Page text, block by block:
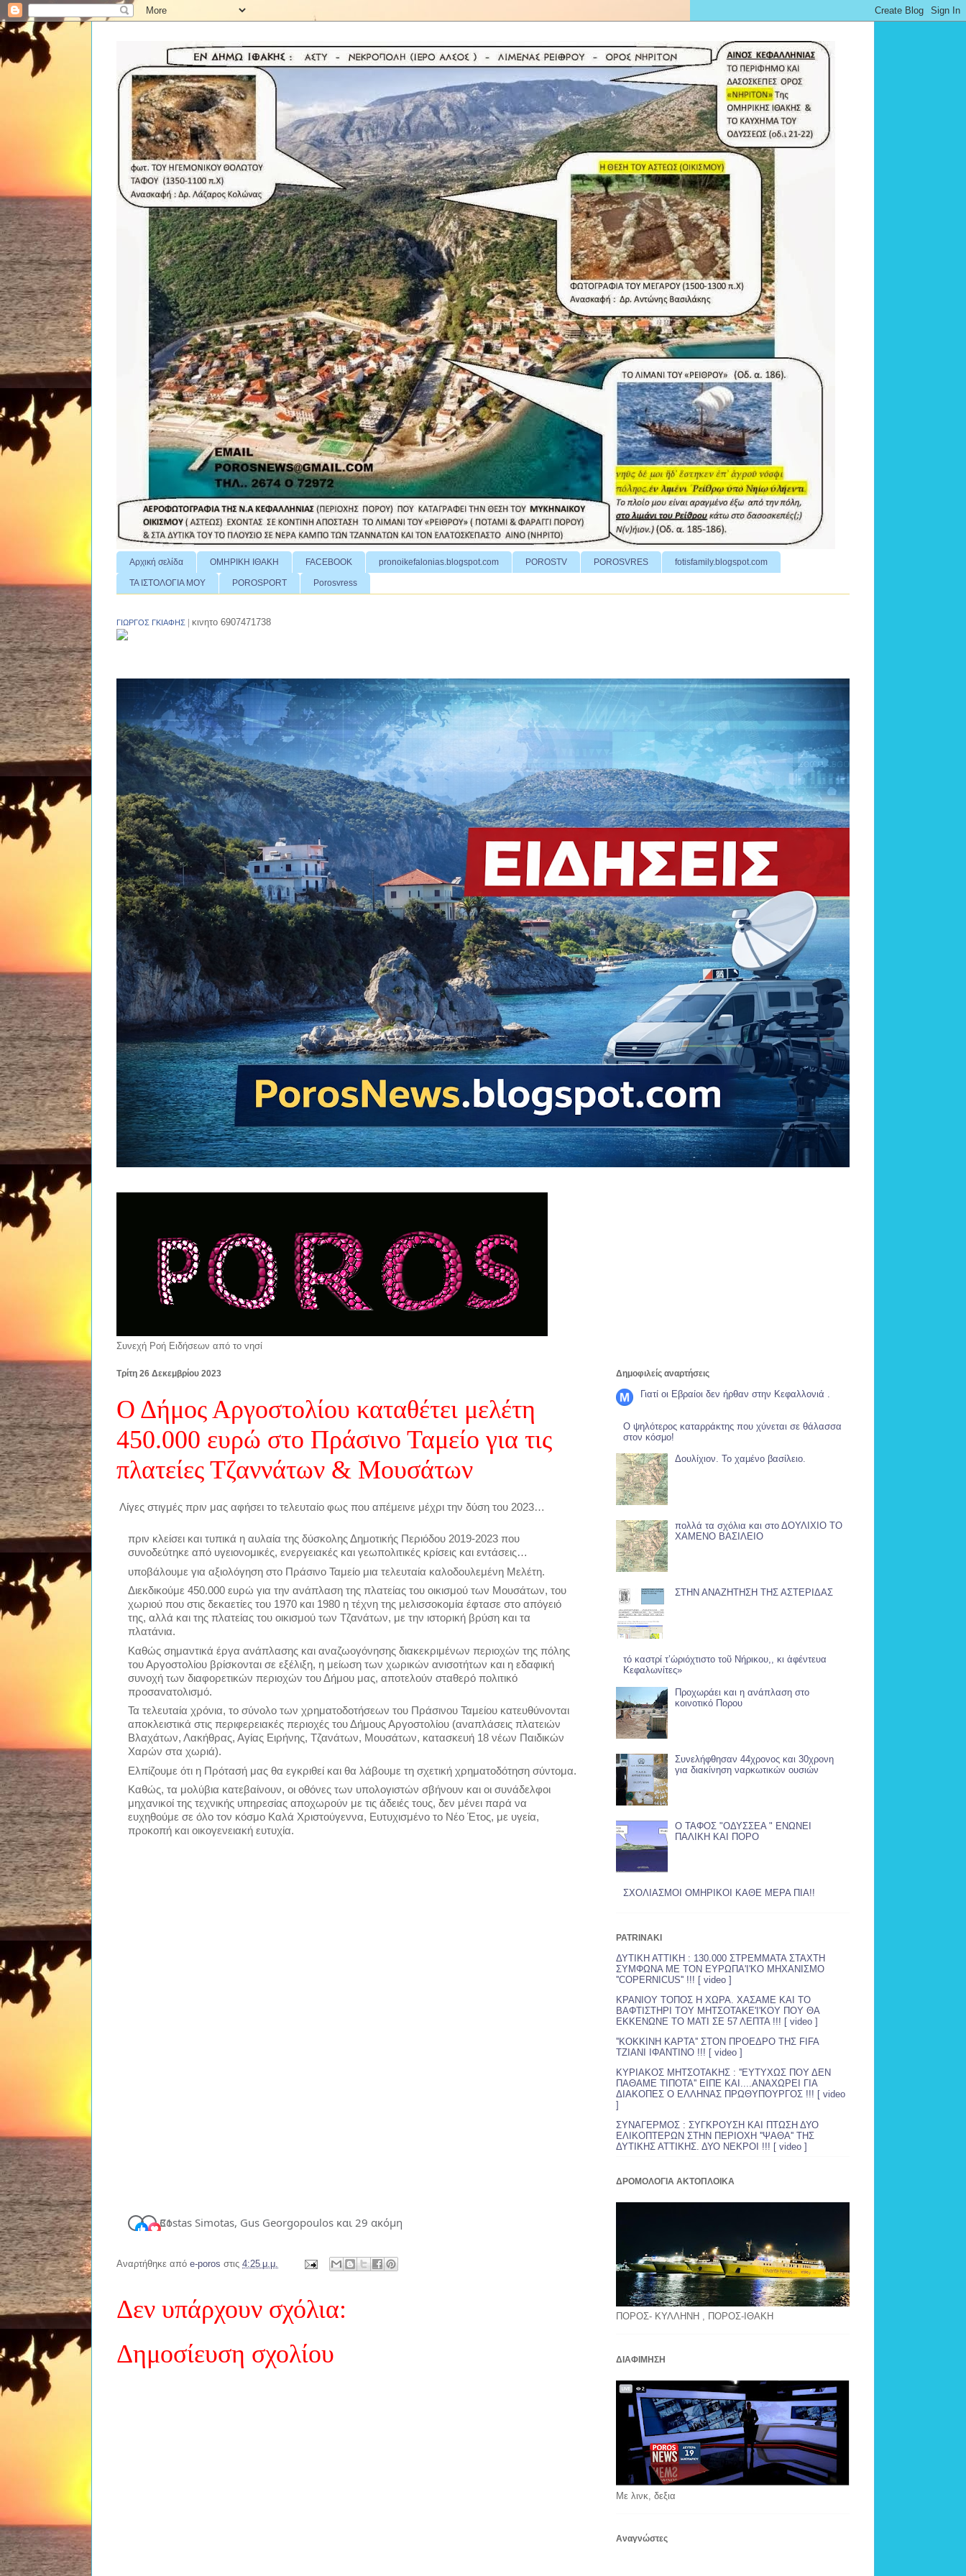
Αρχική σελίδα ΟΜΗΡΙΚΗ ΙΘΑΚΗ FACEBOOK pronoikefalonias.blogspot.com POROSTV POROSVRES fotisfamily.blogspot.com
ΤΑ ΙΣΤΟΛΟΓΙΑ ΜΟΥ POROSPORT Porosvress
ΓΙΩΡΓΟΣ ΓΚΙΑΦΗΣ | κινητο 6907471738
Συνεχή Ροή Ειδήσεων από το νησί
Τρίτη 26 Δεκεμβρίου 2023
Ο Δήμος Αργοστολίου καταθέτει μελέτη
450.000 ευρώ στο Πράσινο Ταμείο για τις
πλατείες Τζαννάτων & Μουσάτων
Λίγες στιγμές πριν μας αφήσει το τελευταίο φως που απέμεινε μέχρι την δύση του 2023…
πριν κλείσει και τυπικά η αυλαία της δύσκολης Δημοτικής Περιόδου 2019-2023 που
συνοδεύτηκε από υγειονομικές, ενεργειακές και γεωπολιτικές κρίσεις και εντάσεις…
υποβάλουμε για αξιολόγηση στο Πράσινο Ταμείο μια τελευταία καλοδουλεμένη Μελέτη.
Διεκδικούμε 450.000 ευρώ για την ανάπλαση της πλατείας του οικισμού των Μουσάτων, του
χωριού που στις δεκαετίες του 1970 και 1980 η τέχνη της μελισσοκομία έφτασε στο απόγειό
της, αλλά και της πλατείας του οικισμού των Τζανάτων, με την ιστορική βρύση και τα
πλατάνια.
Καθώς σημαντικά έργα ανάπλασης και αναζωογόνησης διακεκριμένων περιοχών της πόλης
του Αργοστολίου βρίσκονται σε εξέλιξη, η μείωση των χωρικών ανισοτήτων και η εδαφική
συνοχή των διαφορετικών περιοχών του Δήμου μας, αποτελούν σταθερό πολιτικό
προσανατολισμό.
Τα τελευταία χρόνια, το σύνολο των χρηματοδοτήσεων του Πράσινου Ταμείου κατευθύνονται
αποκλειστικά στις περιφερειακές περιοχές του Δήμους Αργοστολίου (αναπλάσεις πλατειών
Βλαχάτων, Λακήθρας, Αγίας Ειρήνης, Τζανάτων, Μουσάτων, κατασκευή 18 νέων Παιδικών
Χαρών στα χωριά).
Ελπίζουμε ότι η Πρότασή μας θα εγκριθεί και θα λάβουμε τη σχετική χρηματοδότηση σύντομα.
Καθώς, τα μολύβια κατεβαίνουν, οι οθόνες των υπολογιστών σβήνουν και οι συνάδελφοι
μηχανικοί της τεχνικής υπηρεσίας αποχωρούν με τις άδειές τους, δεν μένει παρά να
ευχηθούμε σε όλο τον κόσμο Καλά Χριστούγεννα, Ευτυχισμένο το Νέο Έτος, με υγεία,
προκοπή και οικογενειακή ευτυχία.
+
Ό
ς
α
δ
31
Costas Simotas, Gus Georgopoulos και 29 ακόμη
Αναρτήθηκε από e-poros στις 4:25 μ.μ.
Δεν υπάρχουν σχόλια:
Δημοσίευση σχολίου
Δημοφιλείς αναρτήσεις
Γιατί οι Εβραίοι δεν ήρθαν στην Κεφαλλονιά .
Ο ψηλότερος καταρράκτης που χύνεται σε θάλασσα
στον κόσμο!
Δουλίχιον. Το χαμένο βασίλειο.
πολλά τα σχόλια και στο ΔΟΥΛΙΧΙΟ ΤΟ
ΧΑΜΕΝΟ ΒΑΣΙΛΕΙΟ
ΣΤΗΝ ΑΝΑΖΗΤΗΣΗ ΤΗΣ ΑΣΤΕΡΙΔΑΣ
τό καστρί τ’ὡριόχτιστο τοῦ Νήρικου,, κι ἀφέντευα
Κεφαλωνίτες»
Προχωράει και η ανάπλαση στο
κοινοτικό Πορου
Συνελήφθησαν 44χρονος και 30χρονη
για διακίνηση ναρκωτικών ουσιών
Ο ΤΑΦΟΣ "ΟΔΥΣΣΕΑ " ΕΝΩΝΕΙ
ΠΑΛΙΚΗ ΚΑΙ ΠΟΡΟ
ΣΧΟΛΙΑΣΜΟΙ ΟΜΗΡΙΚΟΙ ΚΑΘΕ ΜΕΡΑ ΠΙΑ!!
PATRINAKI
ΔΥΤΙΚΗ ΑΤΤΙΚΗ : 130.000 ΣΤΡΕΜΜΑΤΑ ΣΤΑΧΤΗ
ΣΥΜΦΩΝΑ ΜΕ ΤΟΝ ΕΥΡΩΠΑ'Ι'ΚΟ ΜΗΧΑΝΙΣΜΟ
''COPERNICUS'' !!! [ video ]
ΚΡΑΝΙΟΥ ΤΟΠΟΣ Η ΧΩΡΑ. ΧΑΣΑΜΕ ΚΑΙ ΤΟ
ΒΑΦΤΙΣΤΗΡΙ ΤΟΥ ΜΗΤΣΟΤΑΚΕ'Ι'ΚΟΥ ΠΟΥ ΘΑ
ΕΚΚΕΝΩΝΕ ΤΟ ΜΑΤΙ ΣΕ 57 ΛΕΠΤΑ !!! [ video ]
''ΚΟΚΚΙΝΗ ΚΑΡΤΑ'' ΣΤΟΝ ΠΡΟΕΔΡΟ ΤΗΣ FIFA
ΤΖΙΑΝΙ ΙΦΑΝΤΙΝΟ !!! [ video ]
ΚΥΡΙΑΚΟΣ ΜΗΤΣΟΤΑΚΗΣ : ''ΕΥΤΥΧΩΣ ΠΟΥ ΔΕΝ
ΠΑΘΑΜΕ ΤΙΠΟΤΑ'' ΕΙΠΕ ΚΑΙ....ΑΝΑΧΩΡΕΙ ΓΙΑ
ΔΙΑΚΟΠΕΣ Ο ΕΛΛΗΝΑΣ ΠΡΩΘΥΠΟΥΡΓΟΣ !!! [ video
]
ΣΥΝΑΓΕΡΜΟΣ : ΣΥΓΚΡΟΥΣΗ ΚΑΙ ΠΤΩΣΗ ΔΥΟ
ΕΛΙΚΟΠΤΕΡΩΝ ΣΤΗΝ ΠΕΡΙΟΧΗ ''ΨΑΘΑ'' ΤΗΣ
ΔΥΤΙΚΗΣ ΑΤΤΙΚΗΣ. ΔΥΟ ΝΕΚΡΟΙ !!! [ video ]
ΔΡΟΜΟΛΟΓΙΑ ΑΚΤΟΠΛΟΙΚΑ
ΠΟΡΟΣ- ΚΥΛΛΗΝΗ , ΠΟΡΟΣ-ΙΘΑΚΗ
ΔΙΑΦΙΜΗΣΗ
Με λινκ, δεξια
Αναγνώστες